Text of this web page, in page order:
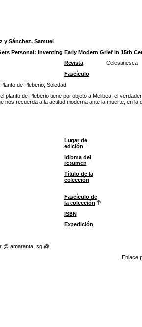
y Sánchez, Samuel
Personal: Inventing Early Modern Grief in 15th
Revista
Celestinesca
Fascículo
Planto de Pleberio; Soledad
planto de Pleberio tiene por objeto a Melibea, el
nos recuerda a la actitud moderna ante la muerte, en la
Lugar de
edición
Idioma del
resumen
Título de la
colección
Fascículo de
la colección
ISBN
Expedición
@ amaranta_sg @
Enlace